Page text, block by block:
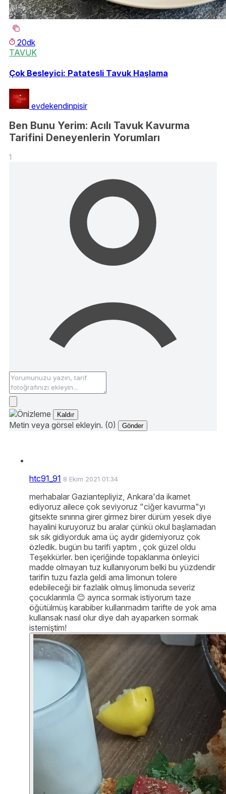
20dk
TAVUK
Çok Besleyici: Patatesli Tavuk Haşlama
evdekendinpisir
Ben Bunu Yerim: Acılı Tavuk Kavurma
Tarifini Deneyenlerin Yorumları
1
Kaldır
Metin veya görsel ekleyin. (0) Gönder
htc91_91 8 Ekim 2021 01:34
merhabalar Gaziantepliyiz, Ankara'da ikamet
ediyoruz ailece çok seviyoruz "ciğer kavurma"yı
gitsekte sınırına girer girmez birer dürüm yesek diye
hayalini kuruyoruz bu aralar çünkü okul başlamadan
sık sık gidiyorduk ama üç aydır gidemiyoruz çok
özledik. bugün bu tarifi yaptım , çok güzel oldu
Teşekkürler. ben içeriğinde topaklanma önleyici
madde olmayan tuz kullanıyorum belki bu yüzdendir
tarifin tuzu fazla geldi ama limonun tolere
edebileceği bir fazlalık olmuş limonuda severiz
çocuklarımla 😊 ayrıca sormak istiyorum taze
öğütülmüş karabiber kullanmadım tarifte de yok ama
kullansak nasıl olur diye dah ayaparken sormak
istemiştim!